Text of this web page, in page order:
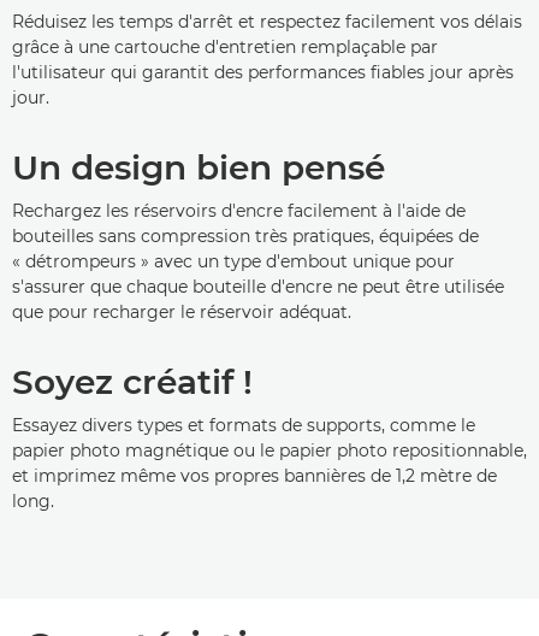
Réduisez les temps d'arrêt et respectez facilement vos délais
grâce à une cartouche d'entretien remplaçable par
l'utilisateur qui garantit des performances fiables jour après
jour.
Un design bien pensé
Rechargez les réservoirs d'encre facilement à l'aide de
bouteilles sans compression très pratiques, équipées de
« détrompeurs » avec un type d'embout unique pour
s'assurer que chaque bouteille d'encre ne peut être utilisée
que pour recharger le réservoir adéquat.
Soyez créatif !
Essayez divers types et formats de supports, comme le
papier photo magnétique ou le papier photo repositionnable,
et imprimez même vos propres bannières de 1,2 mètre de
long.